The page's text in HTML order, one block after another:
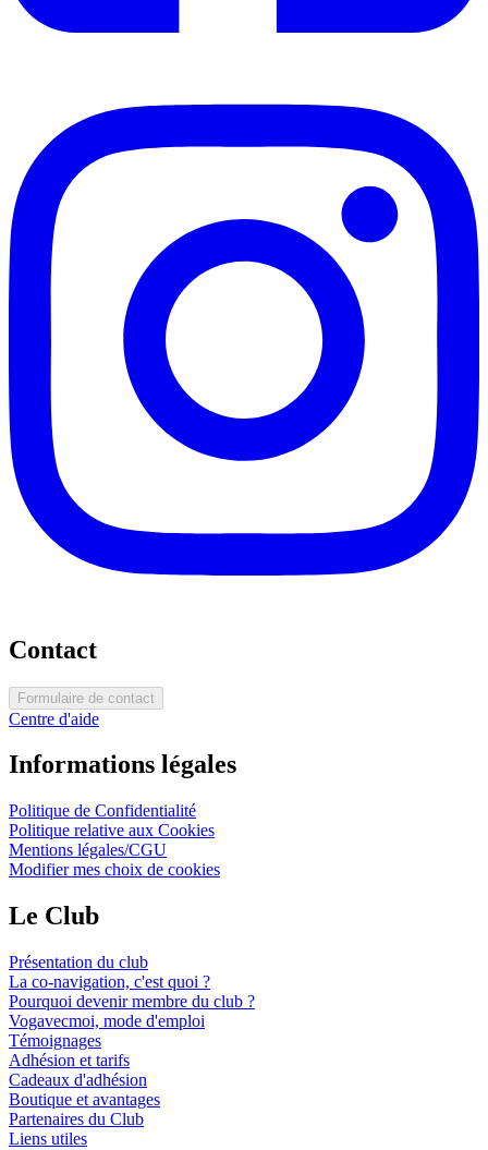
Contact
Formulaire de contact
Centre d'aide
Informations légales
Politique de Confidentialité
Politique relative aux Cookies
Mentions légales/CGU
Modifier mes choix de cookies
Le Club
Présentation du club
La co-navigation, c'est quoi ?
Pourquoi devenir membre du club ?
Vogavecmoi, mode d'emploi
Témoignages
Adhésion et tarifs
Cadeaux d'adhésion
Boutique et avantages
Partenaires du Club
Liens utiles